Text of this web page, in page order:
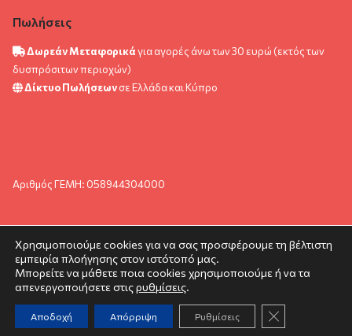
Πωλήσεις
Δωρεάν Μεταφορικάγια αγορές άνω των 30 ευρώ (εκτός των
δυσπρόσιτων περιοχών)
Δίκτυο Πωλήσεωνσε Ελλάδα και Κύπρο
Αριθμός ΓΕΜΗ: 058944304000
© pyramida.com.gr 2024. All rights reserved.
Χρησιμοποιούμε cookies για να σας προσφέρουμε τη βέλτιστη
εμπειρία πλοήγησης στον ιστότοπό μας.
Μπορείτε να μάθετε ποια cookies χρησιμοποιούμε ή να τα
απενεργοποιήσετε στιςρυθμίσεις.
Αποδοχή Απόρριψη Ρυθμίσεις Κλείσιμο του